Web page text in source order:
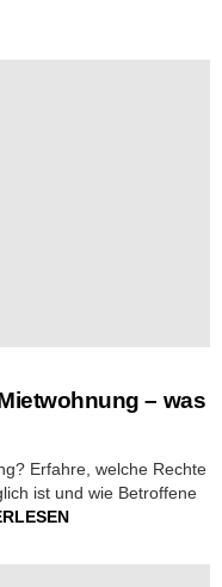
– was
Erfahre, welche Rechte
ist und wie Betroffene